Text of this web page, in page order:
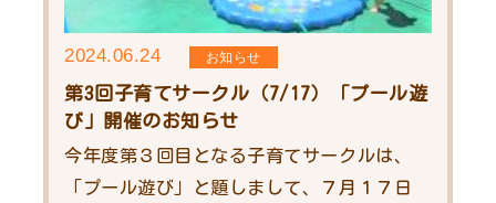
2024.06.24 お知らせ
第3回子育てサークル（7/17）「プール遊
び」開催のお知らせ
今年度第３回目となる子育てサークルは、
「プール遊び」と題しまして、７月１７日